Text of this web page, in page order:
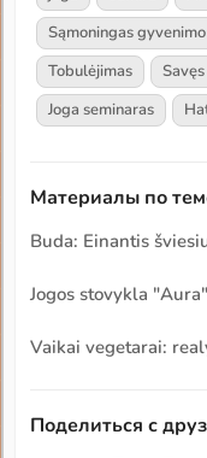
Sąmoningas
Tobulėjimas
Joga seminaras
Материалы по
Buda: Einantis
Jogos stovykla
Vaikai vegetarai:
Поделиться с